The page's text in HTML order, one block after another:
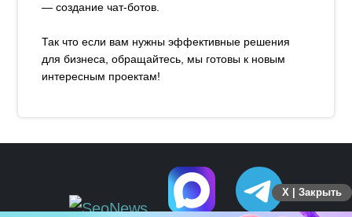
— создание чат-ботов.
Так что если вам нужны эффективные решения
для бизнеса, обращайтесь, мы готовы к новым
интересным проектам!
X | Закрыть